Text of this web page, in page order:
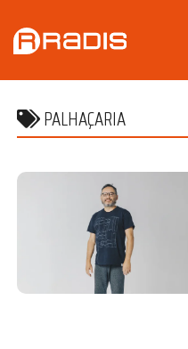
PALHAÇARIA